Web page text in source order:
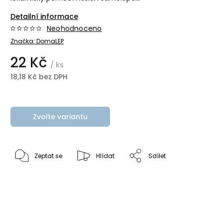
Detailní informace
Značka: DomaLEP
Neohodnoceno
22 Kč / ks
18,18 Kč bez DPH
Zvolte variantu
Zeptat se Hlídat Sdílet